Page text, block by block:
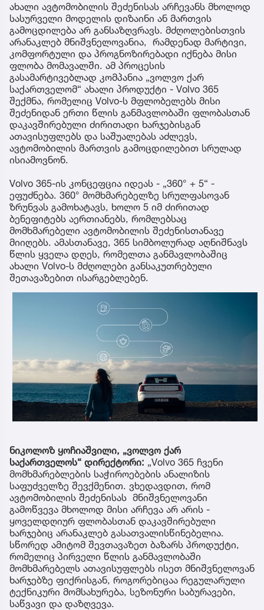
ახალი ავტომობილის შეძენისას არჩევანს მხოლოდ
სასურველი მოდელის დიზაინი ან მართვის
გამოცდილება არ განსაზღვრავს. მძღოლებისთვის
არანაკლებ მნიშვნელოვანია, რამდენად მარტივი,
კომფორტული და პროგნოზირებადი იქნება მისი
ფლობა მომავალში. ამ პროცესის
გასამარტივებლად კომპანია „ვოლვო ქარ
საქართველომ“ ახალი პროდუქტი - Volvo 365
შექმნა, რომელიც Volvo-ს მფლობელებს მისი
შეძენიდან ერთი წლის განმავლობაში ფლობასთან
დაკავშირებული ძირითადი ხარჯებისგან
ათავისუფლებს და საშუალებას აძლევს,
ავტომობილის მართვის გამოცდილებით სრულად
ისიამოვნონ.
Volvo 365-ის კონცეფცია იდეას - „360° + 5“ -
ეფუძნება. 360° მომხმარებელზე სრულფასოვან
ზრუნვას გამოხატავს, ხოლო 5 იმ ძირითად
ბენეფიტებს აერთიანებს, რომლებსაც
მომხმარებელი ავტომობილის შეძენისთანავე
მიიღებს. ამასთანავე, 365 სიმბოლურად აღნიშნავს
წლის ყველა დღეს, რომელთა განმავლობაშიც
ახალი Volvo-ს მძღოლები განსაკუთრებული
შეთავაზებით ისარგებლებენ.
ნიკოლოზ ყოჩიაშვილი, „ვოლვო ქარ
საქართველოს“ დირექტორი: „Volvo 365 ჩვენი
მომხმარებლების საჭიროებების ანალიზის
საფუძველზე შევქმენით. ვხედავდით, რომ
ავტომობილის შეძენისას მნიშვნელოვანი
გამოწვევა მხოლოდ მისი არჩევა არ არის -
ყოველდღიურ ფლობასთან დაკავშირებული
ხარჯებიც არანაკლებ გასათვალისწინებელია.
სწორედ ამიტომ შევთავაზეთ ბაზარს პროდუქტი,
რომელიც პირველი წლის განმავლობაში
მომხმარებელს ათავისუფლებს ისეთ მნიშვნელოვან
ხარჯებზე ფიქრისგან, როგორებიცაა რეგულარული
ტექნიკური მომსახურება, სეზონური საბურავები,
საწვავი და დაზღვევა.